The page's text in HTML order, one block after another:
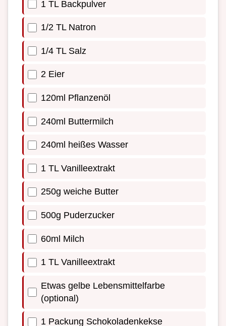
1 TL Backpulver
1/2 TL Natron
1/4 TL Salz
2 Eier
120ml Pflanzenöl
240ml Buttermilch
240ml heißes Wasser
1 TL Vanilleextrakt
250g weiche Butter
500g Puderzucker
60ml Milch
1 TL Vanilleextrakt
Etwas gelbe Lebensmittelfarbe
(optional)
1 Packung Schokoladenkekse